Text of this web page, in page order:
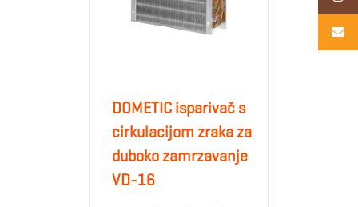
DOMETIC isparivač s
cirkulacijom zraka za
duboko zamrzavanje
VD-16